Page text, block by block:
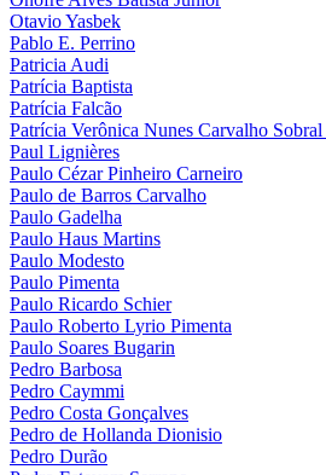
Otavio Yasbek
Pablo E. Perrino
Patricia Audi
Patrícia Baptista
Patrícia Falcão
Patrícia Verônica Nunes Carvalho Sobral
Paul Lignières
Paulo Cézar Pinheiro Carneiro
Paulo de Barros Carvalho
Paulo Gadelha
Paulo Haus Martins
Paulo Modesto
Paulo Pimenta
Paulo Ricardo Schier
Paulo Roberto Lyrio Pimenta
Paulo Soares Bugarin
Pedro Barbosa
Pedro Caymmi
Pedro Costa Gonçalves
Pedro de Hollanda Dionisio
Pedro Durão